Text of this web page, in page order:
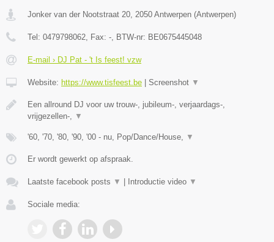
Jonker van der Nootstraat 20 2050 Antwerpen (Antwerpen)
Tel: 0479798062 , Fax: - , BTW-nr: BE0675445048
E-mail › DJ Pat - 't Is feest! vzw
Website: https://www.tisfeest.be Screenshot ▼
Een allround DJ voor uw trouw-, jubileum-, verjaardags-,
vrijgezellen-,
▼
'60, '70, '80, '90, '00 - nu, Pop/Dance/House, ▼
Er wordt gewerkt op afspraak.
Laatste facebook posts ▼ Introductie video ▼
Sociale media: